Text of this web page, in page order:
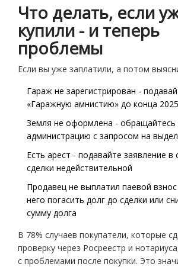
Что делать, если
купили - и теперь
проблемы
Если вы уже заплатили, а потом
Гараж не зарегистрирован -
«Гаражную амнистию» до конца
Земля не оформлена - обращайтесь
администрацию с запросом на
Есть арест - подавайте заявление в
сделки недействительной
Продавец не выплатил паевой
него погасить долг до сделки или
сумму долга
В 78% случаев покупатели, которые
проверку через Росреестр и
с проблемами после покупки. Это